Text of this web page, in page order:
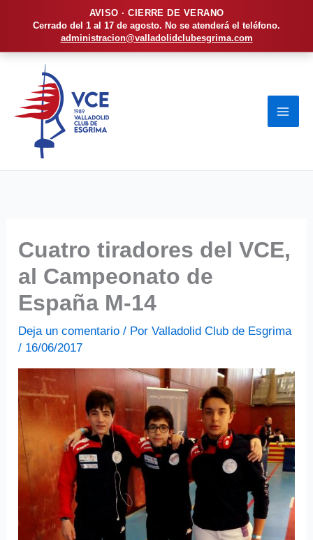
AVISO · CIERRE DE VERANO
Cerrado del 1 al 17 de agosto. No se atenderá el teléfono.
administracion@valladolidclubesgrima.com
contenido
Cuatro tiradores del VCE,
al Campeonato de
España M-14
Deja un comentario / PorValladolid Club de Esgrima
/ 16/06/2017